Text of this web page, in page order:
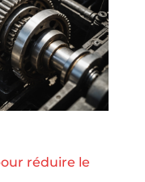
réduire le